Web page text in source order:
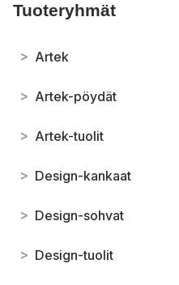
Tuoteryhmät
> Artek
> Artek-pöydät
> Artek-tuolit
> Design-kankaat
> Design-sohvat
> Design-tuolit